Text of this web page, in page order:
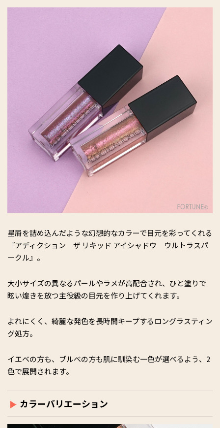
星屑を詰め込んだような幻想的なカラーで目元を彩ってくれる
『アディクション ザ リキッド アイシャドウ ウルトラスパ
ークル』。
大小サイズの異なるパールやラメが高配合され、ひと塗りで
眩い煌きを放つ主役級の目元を作り上げてくれます。
よれにくく、綺麗な発色を長時間キープするロングラスティン
グ処方。
イエベの方も、ブルべの方も肌に馴染む一色が選べるよう、2
色で展開されます。
カラーバリエーション